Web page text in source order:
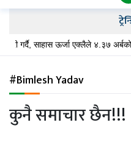
पेट्रोलियम
अन्तर्राष्ट्रिय
जलवायु
ऊर्जा
गर्दै, साहास ऊर्जा एक्लैले ४.३७ अर्बको
#Bimlesh Yadav
कुनै समाचार छैन!!!